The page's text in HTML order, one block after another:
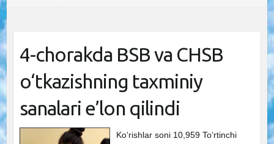
4-chorakda BSB va CHSB
o‘tkazishning taxminiy
sanalari e’lon qilindi
Ko‘rishlar soni 10,959 To‘rtinchi